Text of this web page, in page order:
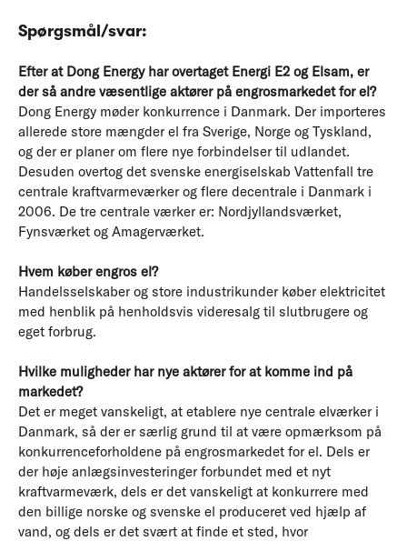
Spørgsmål/svar:
Efter at Dong Energy har overtaget Energi E2 og Elsam, er
der så andre væsentlige aktører på engrosmarkedet for el?
Dong Energy møder konkurrence i Danmark. Der importeres
allerede store mængder el fra Sverige, Norge og Tyskland,
og der er planer om flere nye forbindelser til udlandet.
Desuden overtog det svenske energiselskab Vattenfall tre
centrale kraftvarmeværker og flere decentrale i Danmark i
2006. De tre centrale værker er: Nordjyllandsværket,
Fynsværket og Amagerværket.
Hvem køber engros el?
Handelsselskaber og store industrikunder køber elektricitet
med henblik på henholdsvis videresalg til slutbrugere og
eget forbrug.
Hvilke muligheder har nye aktører for at komme ind på
markedet?
Det er meget vanskeligt, at etablere nye centrale elværker i
Danmark, så der er særlig grund til at være opmærksom på
konkurrenceforholdene på engrosmarkedet for el. Dels er
der høje anlægsinvesteringer forbundet med et nyt
kraftvarmeværk, dels er det vanskeligt at konkurrere med
den billige norske og svenske el produceret ved hjælp af
vand, og dels er det svært at finde et sted, hvor